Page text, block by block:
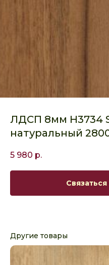
ЛДСП 8мм H3734
натуральный
5 980 р.
Другие товары